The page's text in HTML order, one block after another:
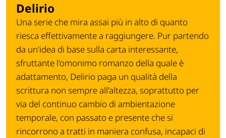
Delirio
Una serie che mira assai più in alto di quanto
riesca effettivamente a raggiungere. Pur partendo
da un'idea di base sulla carta interessante,
sfruttante l'omonimo romanzo della quale è
adattamento, Delirio paga un qualità della
scrittura non sempre all'altezza, soprattutto per
via del continuo cambio di ambientazione
temporale, con passato e presente che si
rincorrono a tratti in maniera confusa, incapaci di